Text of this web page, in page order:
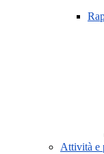
Attività e